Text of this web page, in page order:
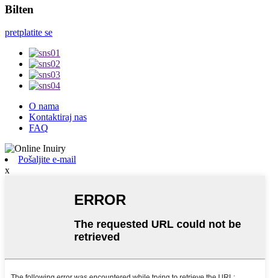
Bilten
pretplatite se
O nama
Kontaktiraj nas
FAQ
Pošaljite e-mail
x